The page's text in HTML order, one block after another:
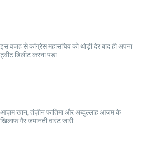
इस वजह से कांग्रेस महासचिव को थोड़ी देर बाद ही अपना
ट्वीट डिलीट करना पड़ा
आज़म खान, तंज़ीन फातिमा और अब्दुल्लाह आज़म के
खिलाफ गैर जमानती वारंट जारी